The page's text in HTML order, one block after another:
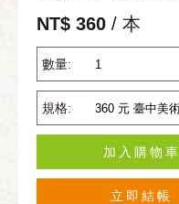
NT$ 360 / 本
數量:
規格:
加入購物車
立即結帳